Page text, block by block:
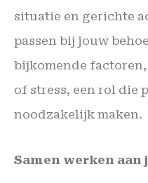
situatie en gerichte
passen bij jouw
bijkomende
of stress, een rol die
noodzakelijk maken.
Samen werken aan